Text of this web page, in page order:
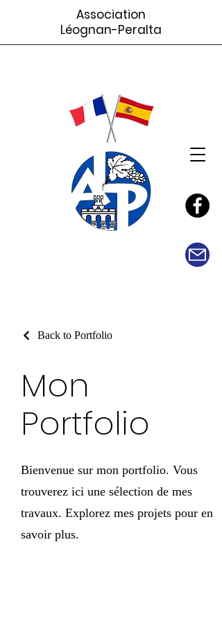
Association
Léognan-Peralta
Back to Portfolio
Mon
Portfolio
Bienvenue sur mon portfolio. Vous
trouverez ici une sélection de mes
travaux. Explorez mes projets pour en
savoir plus.